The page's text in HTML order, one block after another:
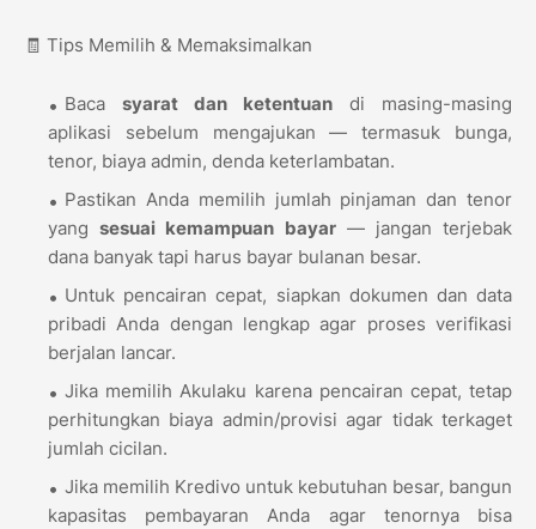
🧾 Tips Memilih & Memaksimalkan
Baca syarat dan ketentuan di masing-masing
aplikasi sebelum mengajukan — termasuk bunga,
tenor, biaya admin, denda keterlambatan.
Pastikan Anda memilih jumlah pinjaman dan tenor
yangsesuai kemampuan bayar— jangan terjebak
dana banyak tapi harus bayar bulanan besar.
Untuk pencairan cepat, siapkan dokumen dan data
pribadi Anda dengan lengkap agar proses verifikasi
berjalan lancar.
Jika memilih Akulaku karena pencairan cepat, tetap
perhitungkan biaya admin/provisi agar tidak terkaget
jumlah cicilan.
Jika memilih Kredivo untuk kebutuhan besar, bangun
kapasitas pembayaran Anda agar tenornya bisa